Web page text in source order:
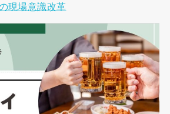
現場意識改革